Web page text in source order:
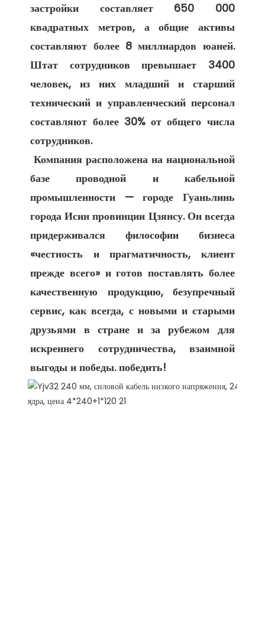
застройки составляет 650 000
квадратных метров, а общие активы
составляют более 8 миллиардов юаней.
Штат сотрудников превышает 3400
человек, из них младший и старший
технический и управленческий персонал
составляют более 30% от общего числа
сотрудников.
Компания расположена на национальной
базе проводной и кабельной
промышленности — городе Гуаньлинь
города Исин провинции Цзянсу. Он всегда
придерживался философии бизнеса
«честность и прагматичность, клиент
прежде всего» и готов поставлять более
качественную продукцию, безупречный
сервис, как всегда, с новыми и старыми
друзьями в стране и за рубежом для
искреннего сотрудничества, взаимной